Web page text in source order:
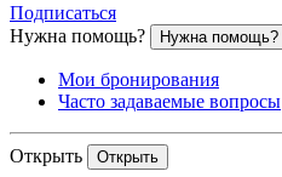
Подписаться
Нужна помощь?
Нужна помощь?
Мои бронирования
Часто задаваемые вопросы
Открыть Открыть